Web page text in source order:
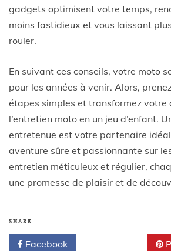
gadgets optimisent votre temps,
moins fastidieux et vous laissant
rouler.
En suivant ces conseils, votre moto
pour les années à venir. Alors,
étapes simples et transformez votre
l’entretien moto en un jeu d’enfant.
entretenue est votre partenaire
aventure sûre et passionnante sur
entretien méticuleux et régulier,
une promesse de plaisir et de
SHARE
Facebook